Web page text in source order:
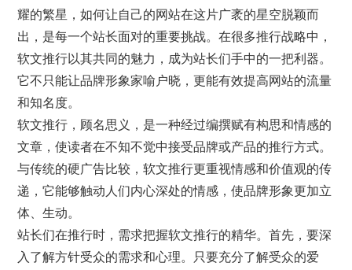
耀的繁星，如何让自己的网站在这片广袤的星空脱颖而
出，是每一个站长面对的重要挑战。在很多推行战略中，
软文推行以其共同的魅力，成为站长们手中的一把利器。
它不只能让品牌形象家喻户晓，更能有效提高网站的流量
和知名度。
软文推行，顾名思义，是一种经过编撰赋有构思和情感的
文章，使读者在不知不觉中接受品牌或产品的推行方式。
与传统的硬广告比较，软文推行更重视情感和价值观的传
递，它能够触动人们内心深处的情感，使品牌形象更加立
体、生动。
站长们在推行时，需求把握软文推行的精华。首先，要深
入了解方针受众的需求和心理。只要充分了解受众的爱